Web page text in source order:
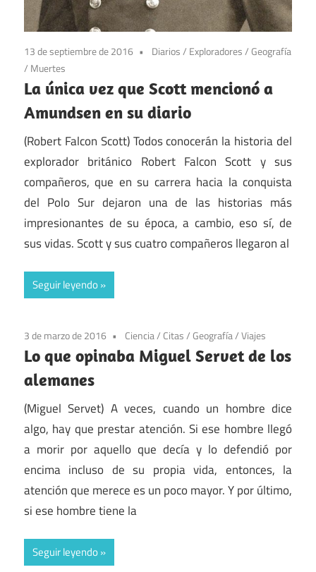
13 de septiembre de 2016 Diarios/ Exploradores/Geografía
/ Muertes
La única vez que Scott mencionó a
Amundsen en su diario
(Robert Falcon Scott) Todos conocerán la historia del
explorador británico Robert Falcon Scott y sus
compañeros, que en su carrera hacia la conquista
del Polo Sur dejaron una de las historias más
impresionantes de su época, a cambio, eso sí, de
sus vidas. Scott y sus cuatro compañeros llegaron al
Seguir leyendo
3 de marzo de 2016 Ciencia/ Citas/Geografía/Viajes
Lo que opinaba Miguel Servet de los
alemanes
(Miguel Servet) A veces, cuando un hombre dice
algo, hay que prestar atención. Si ese hombre llegó
a morir por aquello que decía y lo defendió por
encima incluso de su propia vida, entonces, la
atención que merece es un poco mayor. Y por último,
si ese hombre tiene la
Seguir leyendo